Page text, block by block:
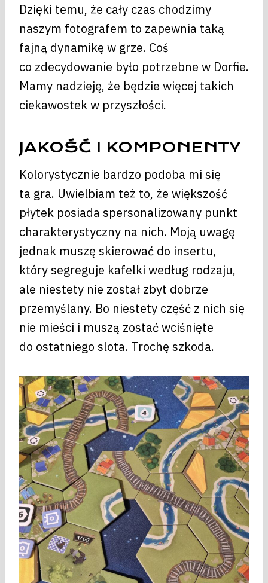
Dzięki temu, że cały czas chodzimy
naszym fotografem to zapewnia taką
fajną dynamikę w grze. Coś
co zdecydowanie było potrzebne w Dorfie.
Mamy nadzieję, że będzie więcej takich
ciekawostek w przyszłości.
JAKOŚĆ I KOMPONENTY
Kolorystycznie bardzo podoba mi się
ta gra. Uwielbiam też to, że większość
płytek posiada spersonalizowany punkt
charakterystyczny na nich. Moją uwagę
jednak muszę skierować do insertu,
który segreguje kafelki według rodzaju,
ale niestety nie został zbyt dobrze
przemyślany. Bo niestety część z nich się
nie mieści i muszą zostać wciśnięte
do ostatniego slota. Trochę szkoda.